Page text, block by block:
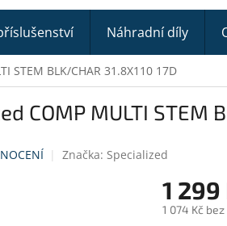
Náhradní díly
STEM BLK/CHAR 31.8X110 17D
COMP MULTI STEM
Značka: Specialized
1 299
1 074 Kč bez